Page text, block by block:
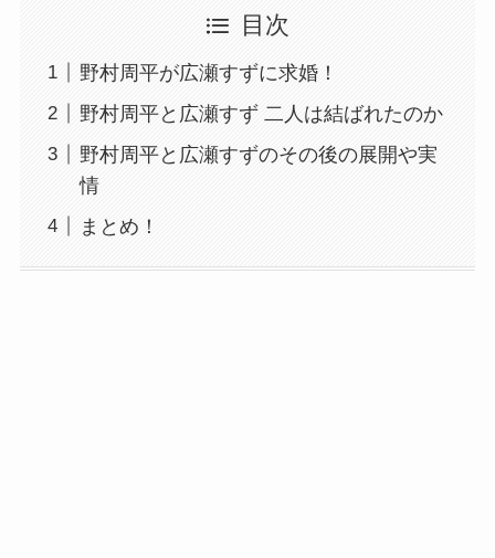
目次
野村周平が広瀬すずに求婚！
野村周平と広瀬すず 二人は結ばれたのか
野村周平と広瀬すずのその後の展開や実
情
まとめ！